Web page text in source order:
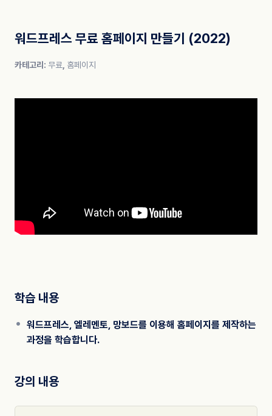
워드프레스 무료 홈페이지 만들기 (2022)
카테고리: 무료 홈페이지
학습 내용
워드프레스, 엘레멘토, 망보드를 이용해 홈페이지를 제작하는
과정을 학습합니다.
강의 내용